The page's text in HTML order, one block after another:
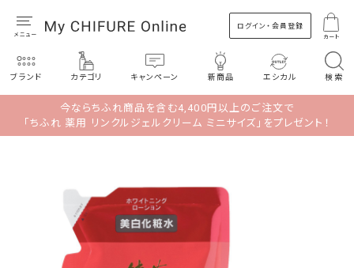
ログイン・会員登録
カート
ブランド カテゴリ キャンペーン 新商品 エシカル 検索
今ならちふれ商品を含む4,400円以上のご注文で
「ちふれ 薬用 リンクルジェルクリーム ミニサイズ」をプレゼント！